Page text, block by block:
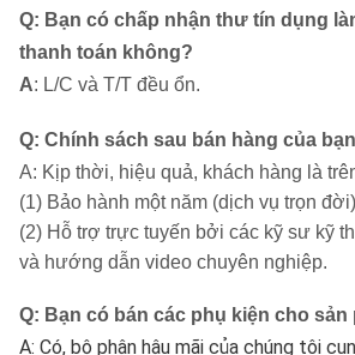
Q: Bạn có chấp nhận thư tín dụng
thanh toán không?
A: L/C và T/T đều ổn.
Q: Chính sách sau bán hàng của
A: Kịp thời, hiệu quả, khách hàng là
(1) Bảo hành một năm (dịch vụ trọn
(2) Hỗ trợ trực tuyến bởi các kỹ sư kỹ
và hướng dẫn video chuyên nghiệp.
Q: Bạn có bán các phụ kiện cho
A: Có, bộ phận hậu mãi của chúng tôi